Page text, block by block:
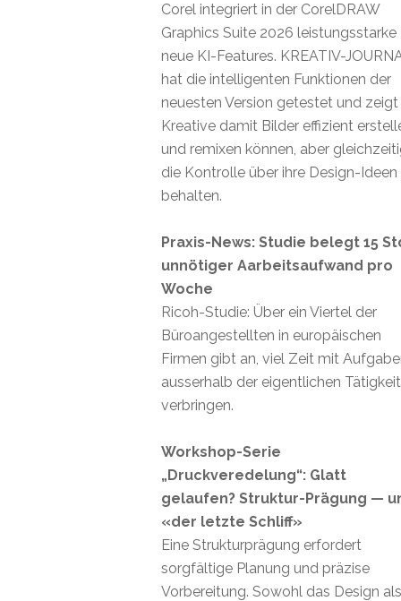
Corel integriert in der CorelDRAW
Graphics Suite 2026 leistungsstarke
neue KI-Features. KREATIV-
hat die intelligenten Funktionen der
neuesten Version getestet und
Kreative damit Bilder effizient
und remixen können, aber
die Kontrolle über ihre Design-Ideen
behalten.
Praxis-News: Studie belegt 15
unnötiger Aarbeitsaufwand pro
Woche
Ricoh-Studie: Über ein Viertel der
Büroangestellten in europäischen
Firmen gibt an, viel Zeit mit
ausserhalb der eigentlichen
verbringen.
Workshop-Serie
„Druckveredelung“: Glatt
gelaufen? Struktur-Prägung —
«der letzte Schliff»
Eine Strukturprägung erfordert
sorgfältige Planung und präzise
Vorbereitung. Sowohl das Design als